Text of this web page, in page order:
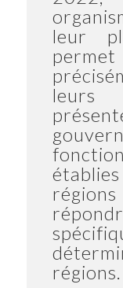
leur
leurs
régions.